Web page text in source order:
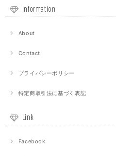
Information
About
Contact
プライバシーポリシー
特定商取引法に基づく表記
Link
Facebook